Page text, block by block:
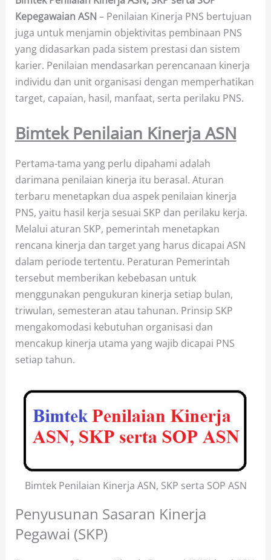
Kepegawaian ASN – Penilaian Kinerja PNS bertujuan
juga untuk menjamin objektivitas pembinaan PNS
yang didasarkan pada sistem prestasi dan sistem
karier. Penilaian mendasarkan perencanaan kinerja
individu dan unit organisasi dengan memperhatikan
target, capaian, hasil, manfaat, serta perilaku PNS.
Bimtek Penilaian Kinerja ASN
Pertama-tama yang perlu dipahami adalah
darimana penilaian kinerja itu berasal. Aturan
terbaru menetapkan dua aspek penilaian kinerja
PNS, yaitu hasil kerja sesuai SKP dan perilaku kerja.
Melalui aturan SKP, pemerintah menetapkan
rencana kinerja dan target yang harus dicapai ASN
dalam periode tertentu. Peraturan Pemerintah
tersebut memberikan kebebasan untuk
menggunakan pengukuran kinerja setiap bulan,
triwulan, semesteran atau tahunan. Prinsip SKP
mengakomodasi kebutuhan organisasi dan
mencakup kinerja utama yang wajib dicapai PNS
setiap tahun.
Bimtek Penilaian Kinerja ASN, SKP serta SOP ASN
Penyusunan Sasaran Kinerja
Pegawai (SKP)